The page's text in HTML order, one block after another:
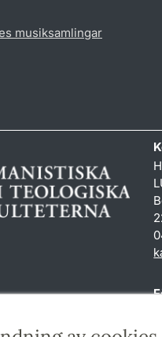
musiksamlingar